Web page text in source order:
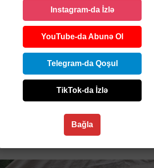
Instagram-da İzlə
YouTube-da Abunə Ol
Telegram-da Qoşul
TikTok-da İzlə
Bağla